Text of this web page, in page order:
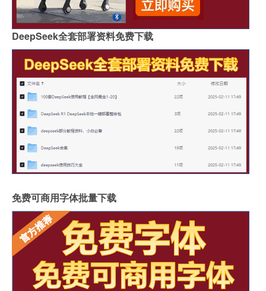
DeepSeek全套部署资料免费下载
免费可商用字体批量下载